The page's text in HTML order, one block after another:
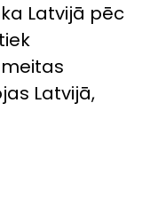
Latvijā pēc
Latvijā,